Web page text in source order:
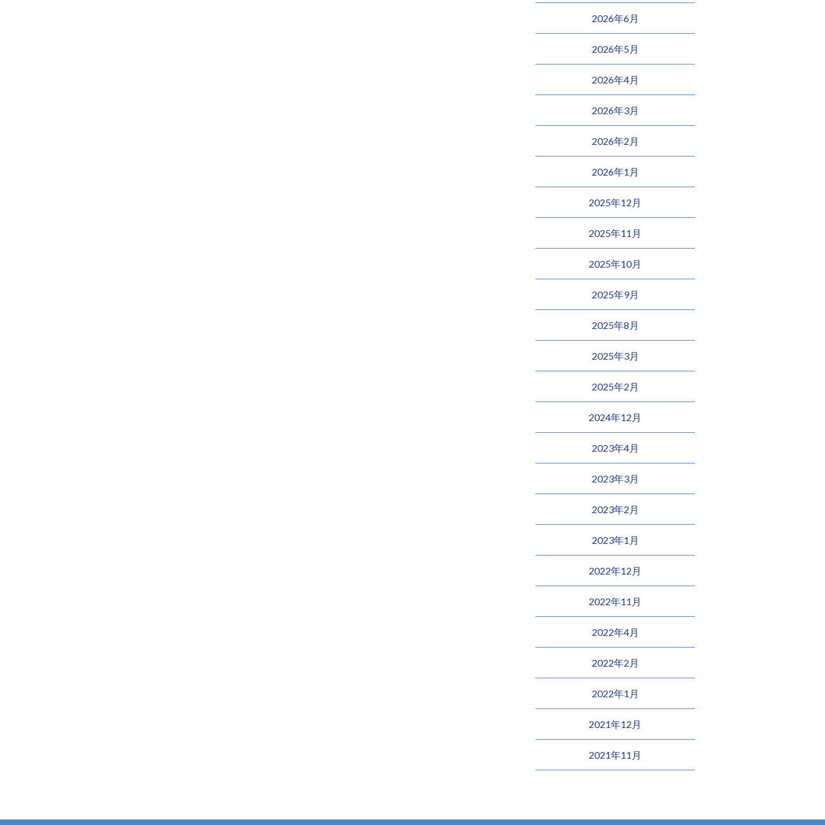
2026年6月
2026年5月
2026年4月
2026年3月
2026年2月
2026年1月
2025年12月
2025年11月
2025年10月
2025年9月
2025年8月
2025年3月
2025年2月
2024年12月
2023年4月
2023年3月
2023年2月
2023年1月
2022年12月
2022年11月
2022年4月
2022年2月
2022年1月
2021年12月
2021年11月